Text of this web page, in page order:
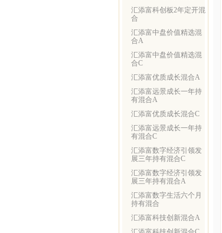
汇添富科创板2年定开混
合
汇添富中盘价值精选混
合A
汇添富中盘价值精选混
合C
汇添富优质成长混合A
汇添富远景成长一年持
有混合A
汇添富优质成长混合C
汇添富远景成长一年持
有混合C
汇添富数字经济引领发
展三年持有混合C
汇添富数字经济引领发
展三年持有混合A
汇添富数字生活六个月
持有混合
汇添富科技创新混合A